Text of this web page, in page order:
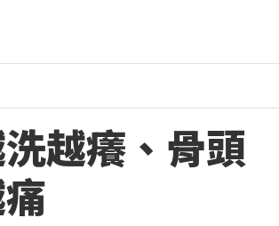
越癢、骨頭